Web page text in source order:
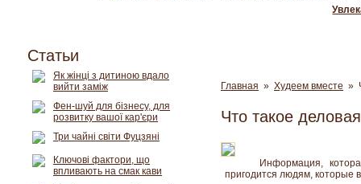
Главная » Худеем вместе »
Что такое
Информация,
пригодится людям, которые
Статьи
Як жінці з дитиною вдало
вийти заміж
Фен-шуй для бізнесу, для
розвитку вашої кар'єри
Три чайні світи Фуцзяні
Ключові фактори, що
впливають на смак кави